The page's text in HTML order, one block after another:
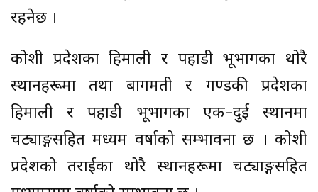
रहनेछ ।
कोशी प्रदेशका हिमाली र पहाडी भूभागका थोरै
स्थानहरूमा तथा बागमती र गण्डकी प्रदेशका
हिमाली र पहाडी भूभागका एक–दुई स्थानमा
चट्याङ्गसहित मध्यम वर्षाको सम्भावना छ । कोशी
प्रदेशको तराईका थोरै स्थानहरूमा चट्याङ्गसहित